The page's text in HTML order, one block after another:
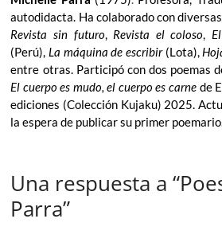
autodidacta. Ha colaborado con
Revista sin futuro, Revista el coloso,
(Perú), La máquina de escribir (Lota),
entre otras. Participó con dos poemas
El cuerpo es mudo, el cuerpo es carne de
ediciones (Colección Kujaku) 2025.
la espera de publicar su primer
Una respuesta a
Parra”